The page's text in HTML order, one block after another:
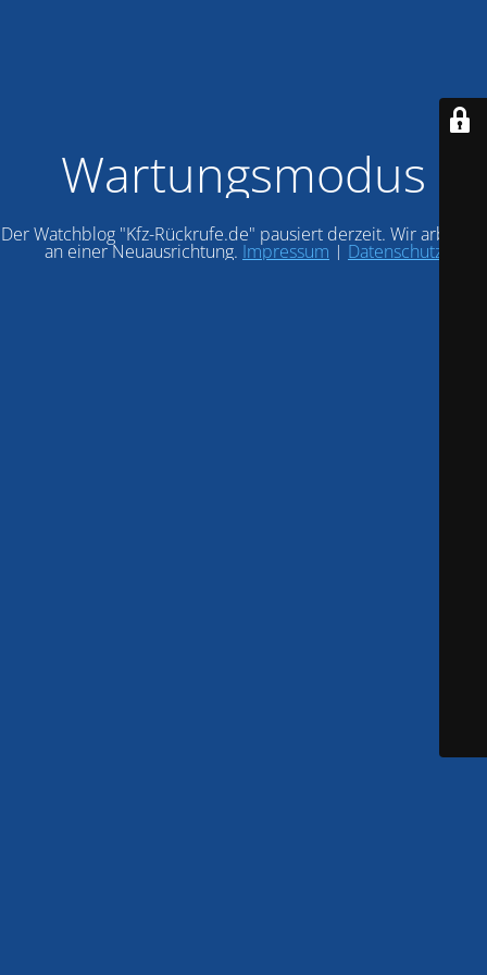
Wartungsmodus
Der Watchblog "Kfz-Rückrufe.de" pausiert derzeit. Wir arbeiten
an einer Neuausrichtung. Impressum | Datenschutz